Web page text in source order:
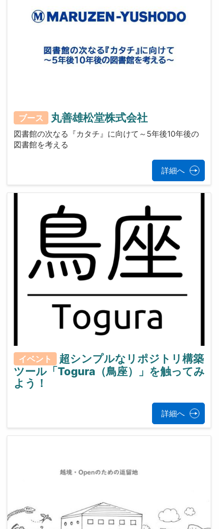
ブース 丸善雄松堂株式会社
図書館の次なる『カタチ』に向けて～5年後10年後の
図書館を考える
詳細へ
イベント
超シンプルなリポジトリ構築
ツール「Togura（鳥座）」を触ってみ
よう！
詳細へ